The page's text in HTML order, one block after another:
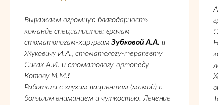
Выражаем огромную благодарность
команде специалистов: врачам
стоматологам-хирургам Зубковой А.А. и
Жуковичу И.А., стоматологу-терапевту
Сивак А.И. и стоматологу-ортопеду
Котову М.М.!
Работали с глухим пациентом (мамой) с
большим вниманием и чуткостью. Лечение